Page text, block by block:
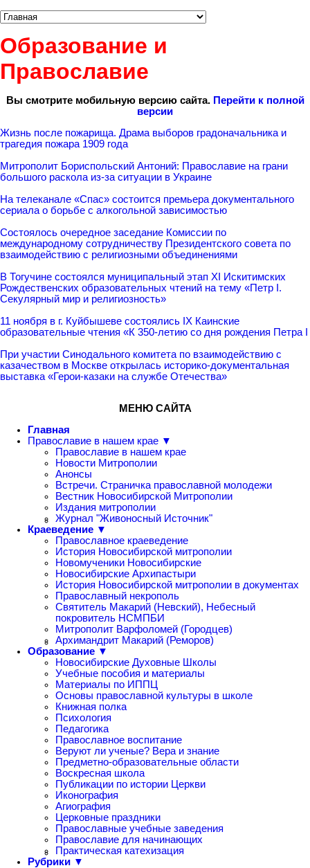
Образование и
Православие
Вы смотрите мобильную версию сайта. Перейти к полной
версии
Жизнь после пожарища. Драма выборов градоначальника и
трагедия пожара 1909 года
Митрополит Бориспольский Антоний: Православие на грани
большого раскола из-за ситуации в Украине
На телеканале «Спас» состоится премьера документального
сериала о борьбе с алкогольной зависимостью
Состоялось очередное заседание Комиссии по
международному сотрудничеству Президентского совета по
взаимодействию с религиозными объединениями
В Тогучине состоялся муниципальный этап XI Искитимских
Рождественских образовательных чтений на тему «Петр I.
Секулярный мир и религиозность»
11 ноября в г. Куйбышеве состоялись IX Каинские
образовательные чтения «К 350-летию со дня рождения Петра I
При участии Синодального комитета по взаимодействию с
казачеством в Москве открылась историко-документальная
выставка «Герои-казаки на службе Отечества»
МЕНЮ САЙТА
Главная
Православие в нашем крае ▼
Православие в нашем крае
Новости Митрополии
Анонсы
Встречи. Страничка православной молодежи
Вестник Новосибирской Митрополии
Издания митрополии
Журнал "Живоносный Источник"
Краеведение ▼
Православное краеведение
История Новосибирской митрополии
Новомученики Новосибирские
Новосибирские Архипастыри
История Новосибирской митрополии в документах
Православный некрополь
Святитель Макарий (Невский), Небесный
покровитель НСМПБИ
Митрополит Варфоломей (Городцев)
Архимандрит Макарий (Реморов)
Образование ▼
Новосибирские Духовные Школы
Учебные пособия и материалы
Материалы по ИППЦ
Основы православной культуры в школе
Книжная полка
Психология
Педагогика
Православное воспитание
Веруют ли ученые? Вера и знание
Предметно-образовательные области
Воскресная школа
Публикации по истории Церкви
Иконография
Агиография
Церковные праздники
Православные учебные заведения
Православие для начинающих
Практическая катехизация
Рубрики ▼